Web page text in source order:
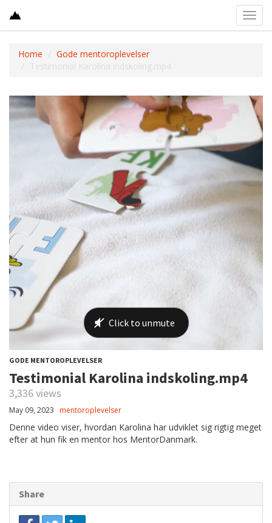
Home
Gode mentoroplevelser
Testimonial Karolina indskoling.mp4
GODE MENTOROPLEVELSER
Testimonial Karolina indskoling.mp4
3,336 views
May 09, 2023 mentoroplevelser
Denne video viser, hvordan Karolina har udviklet sig rigtig meget
efter at hun fik en mentor hos MentorDanmark.
Share